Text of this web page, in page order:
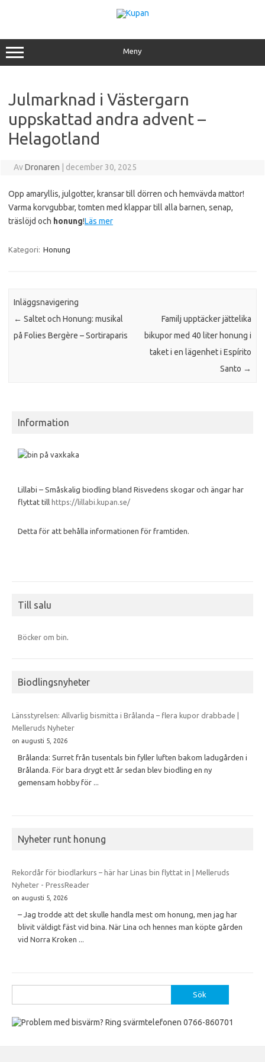
Meny
Julmarknad i Västergarn
uppskattad andra advent –
Helagotland
AvDronaren december 30, 2025
Opp amaryllis, julgotter, kransar till dörren och hemvävda mattor!
Varma korvgubbar, tomten med klappar till alla barnen, senap,
träslöjd och honung!Läs mer
Kategori: Honung
Inläggsnavigering
← Saltet och Honung: musikal
på Folies Bergère – Sortiraparis
Familj upptäcker jättelika
bikupor med 40 liter honung i
taket i en lägenhet i Espírito
Santo →
Information
Lillabi – Småskalig biodling bland Risvedens skogar och ängar har
flyttat till https://lillabi.kupan.se/
Detta för att behålla informationen för framtiden.
Till salu
Böcker om bin
Biodlingsnyheter
Länsstyrelsen: Allvarlig bismitta i Brålanda – flera kupor drabbade |
Melleruds Nyheter
on augusti 5, 2026
Brålanda: Surret från tusentals bin fyller luften bakom ladugården i
Brålanda. För bara drygt ett år sedan blev biodling en ny
gemensam hobby för ...
Nyheter runt honung
Rekordår för biodlarkurs – här har Linas bin flyttat in | Melleruds
Nyheter - PressReader
on augusti 5, 2026
– Jag trodde att det skulle handla mest om honung, men jag har
blivit väldigt fäst vid bina. När Lina och hennes man köpte gården
vid Norra Kroken ...
efter: